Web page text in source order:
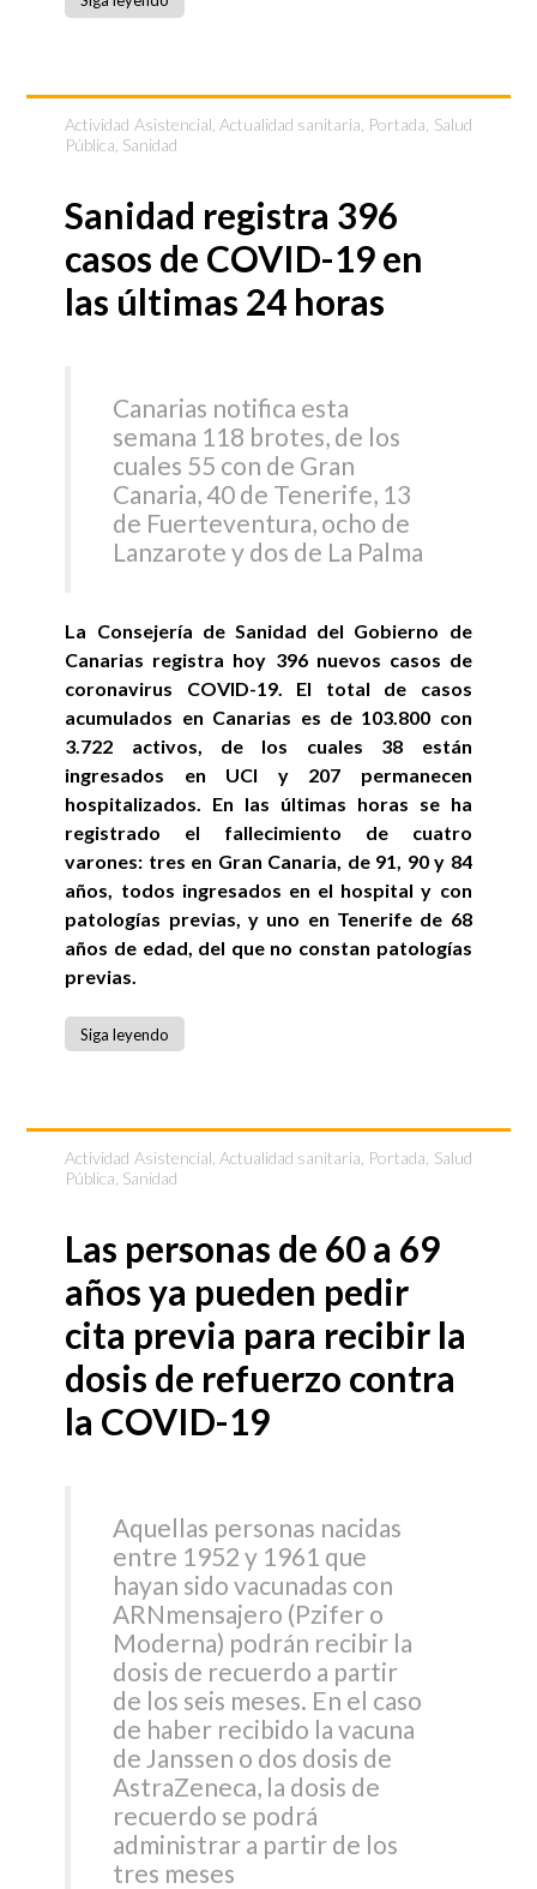
Actividad Asistencial Actualidad sanitaria Portada Salud
Pública Sanidad
Sanidad registra 396
casos de COVID-19 en
las últimas 24 horas
Canarias notifica esta
semana 118 brotes, de los
cuales 55 con de Gran
Canaria, 40 de Tenerife, 13
de Fuerteventura, ocho de
Lanzarote y dos de La Palma
La Consejería de Sanidad del Gobierno de
Canarias registra hoy 396 nuevos casos de
coronavirus COVID-19. El total de casos
acumulados en Canarias es de 103.800 con
3.722 activos, de los cuales 38 están
ingresados en UCI y 207 permanecen
hospitalizados. En las últimas horas se ha
registrado el fallecimiento de cuatro
varones: tres en Gran Canaria, de 91, 90 y 84
años, todos ingresados en el hospital y con
patologías previas, y uno en Tenerife de 68
años de edad, del que no constan patologías
previas.
Siga leyendo
Actividad Asistencial Actualidad sanitaria Portada Salud
Pública Sanidad
Las personas de 60 a 69
años ya pueden pedir
cita previa para recibir la
dosis de refuerzo contra
la COVID-19
Aquellas personas nacidas
entre 1952 y 1961 que
hayan sido vacunadas con
ARNmensajero (Pzifer o
Moderna) podrán recibir la
dosis de recuerdo a partir
de los seis meses. En el caso
de haber recibido la vacuna
de Janssen o dos dosis de
AstraZeneca, la dosis de
recuerdo se podrá
administrar a partir de los
tres meses